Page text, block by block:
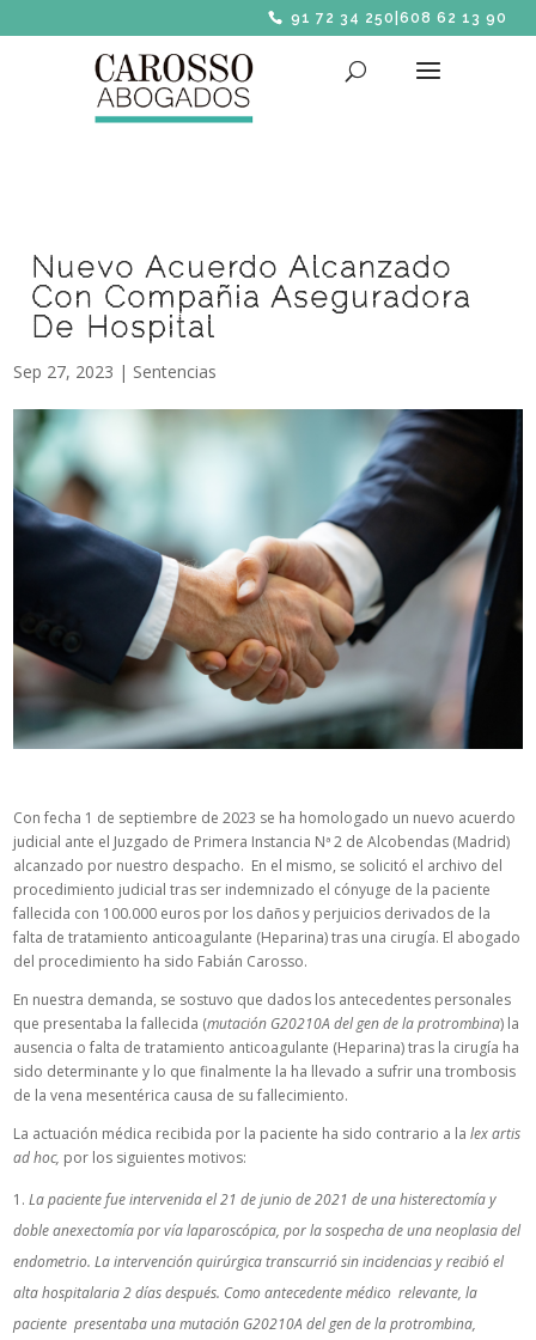
91 72 34 250 608 62 13 90
Nuevo Acuerdo Alcanzado
Con Compañia Aseguradora
De Hospital
Sep 27, 2023 | Sentencias
Con fecha 1 de septiembre de 2023 se ha homologado un nuevo acuerdo
judicial ante el Juzgado de Primera Instancia Nª 2 de Alcobendas (Madrid)
alcanzado por nuestro despacho. En el mismo, se solicitó el archivo del
procedimiento judicial tras ser indemnizado el cónyuge de la paciente
fallecida con 100.000 euros por los daños y perjuicios derivados de la
falta de tratamiento anticoagulante (Heparina) tras una cirugía. El abogado
del procedimiento ha sido Fabián Carosso.
En nuestra demanda, se sostuvo que dados los antecedentes personales
que presentaba la fallecida (mutación G20210A del gen de la protrombina) la
ausencia o falta de tratamiento anticoagulante (Heparina) tras la cirugía ha
sido determinante y lo que finalmente la ha llevado a sufrir una trombosis
de la vena mesentérica causa de su fallecimiento.
La actuación médica recibida por la paciente ha sido contrario a lalex artis
ad hoc, por los siguientes motivos:
La paciente fue intervenida el 21 de junio de 2021 de una histerectomía y
doble anexectomía por vía laparoscópica, por la sospecha de una neoplasia del
endometrio. La intervención quirúrgica transcurrió sin incidencias y recibió el
alta hospitalaria 2 días después. Como antecedente médico relevante, la
paciente presentaba una mutación G20210A del gen de la protrombina,